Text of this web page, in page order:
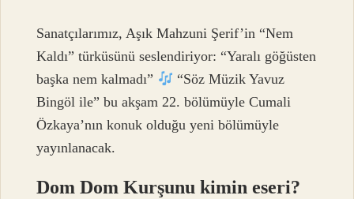
Sanatçılarımız, Aşık Mahzuni Şerif’in “Nem
Kaldı” türküsünü seslendiriyor: “Yaralı göğüsten
başka nem kalmadı”
“Söz Müzik Yavuz
Bingöl ile” bu akşam 22. bölümüyle Cumali
Özkaya’nın konuk olduğu yeni bölümüyle
yayınlanacak.
Dom Dom Kurşunu kimin eseri?